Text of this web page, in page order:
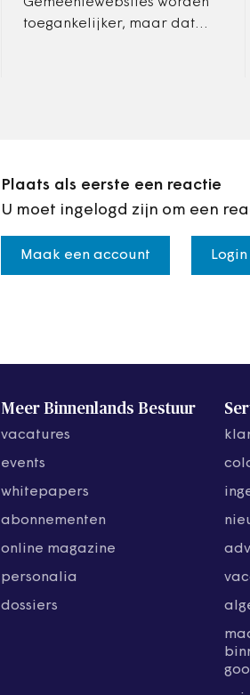
toegankelijker, maar dat
Plaats als eerste een reactie
U moet ingelogd zijn om een
Maak een account Login
Meer Binnenlands Bestuur
vacatures
events
whitepapers
abonnementen
online magazine
personalia
dossiers